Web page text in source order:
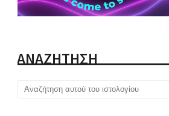
ΑΝΑΖΗΤΗΣΗ